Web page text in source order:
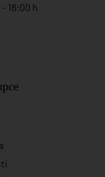
16:00 h